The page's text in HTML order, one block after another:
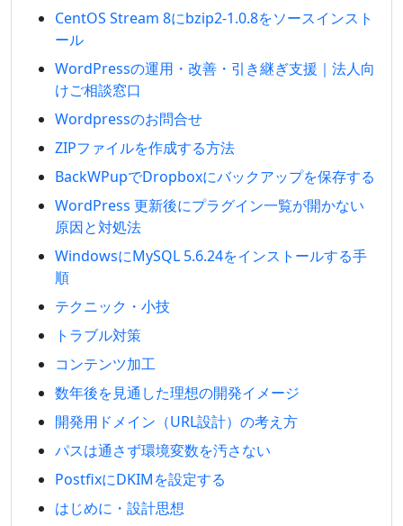
CentOS Stream 8にbzip2-1.0.8をソースインスト
ール
WordPressの運用・改善・引き継ぎ支援｜法人向
けご相談窓口
Wordpressのお問合せ
ZIPファイルを作成する方法
BackWPupでDropboxにバックアップを保存する
WordPress 更新後にプラグイン一覧が開かない
原因と対処法
WindowsにMySQL 5.6.24をインストールする手
順
テクニック・小技
トラブル対策
コンテンツ加工
数年後を見通した理想の開発イメージ
開発用ドメイン（URL設計）の考え方
パスは通さず環境変数を汚さない
PostfixにDKIMを設定する
はじめに・設計思想